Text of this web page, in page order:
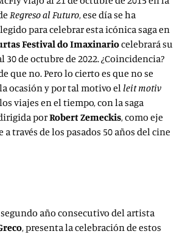
Regreso al Futuro, ese día se ha
para celebrar esta icónica saga en
Festival do Imaxinariocelebrará su
30 de octubre de 2022. ¿Coincidencia?
que no. Pero lo cierto es que no se
ocasión y por tal motivo el leit motiv
viajes en el tiempo, con la saga
porRobert Zemeckis, como eje
través de los pasados 50 años del cine
año consecutivo del artista
, presenta la celebración de estos